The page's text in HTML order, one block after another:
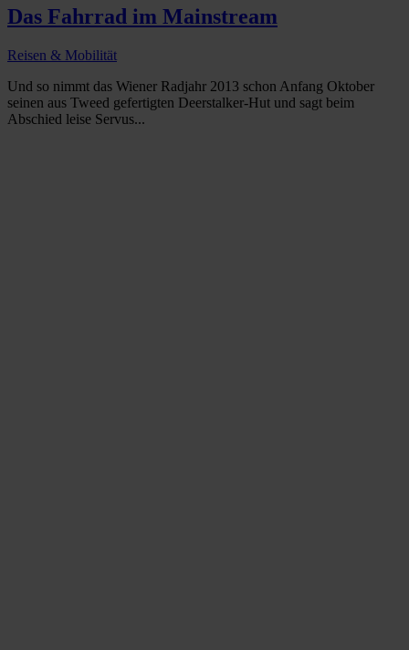
Das Fahrrad im Mainstream
Reisen & Mobilität
Und so nimmt das Wiener Radjahr 2013 schon Anfang Oktober
seinen aus Tweed gefertigten Deerstalker-Hut und sagt beim
Abschied leise Servus...